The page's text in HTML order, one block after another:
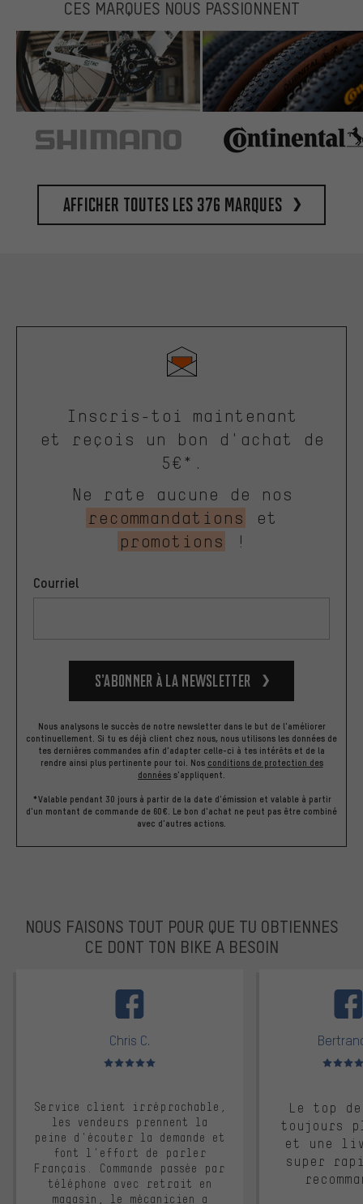
CES MARQUES NOUS PASSIONNENT
Afficher toutes les 376 marques
Inscris-toi maintenant
et reçois un bon d'achat de
5€*.
Ne rate aucune de nos
recommandations
et
promotions
!
Courriel
S’abonner à la newsletter
Nous analysons le succès de notre newsletter dans le but de l'améliorer
continuellement. Si tu es déjà client chez nous, nous utilisons les données de
tes dernières commandes afin d'adapter celle-ci à tes intérêts et de la
rendre ainsi plus pertinente pour toi. Nos conditions de protection des
données s'appliquent.
*Valable pendant 30 jours à partir de la date d'émission et valable à partir
d'un montant de commande de 60€. Le bon d'achat ne peut pas être combiné
avec d'autres actions.
NOUS FAISONS TOUT POUR QUE TU OBTIENNES
CE DONT TON BIKE A BESOIN
Chris C.
Note moyenne : 5 sur 5
Service client irréprochable,
les vendeurs prennent la
peine d'écouter la demande et
font l'effort de parler
Français. Commande passée par
téléphone avec retrait en
magasin, le mécanicien a
Note
Le top
toujours
et une
super